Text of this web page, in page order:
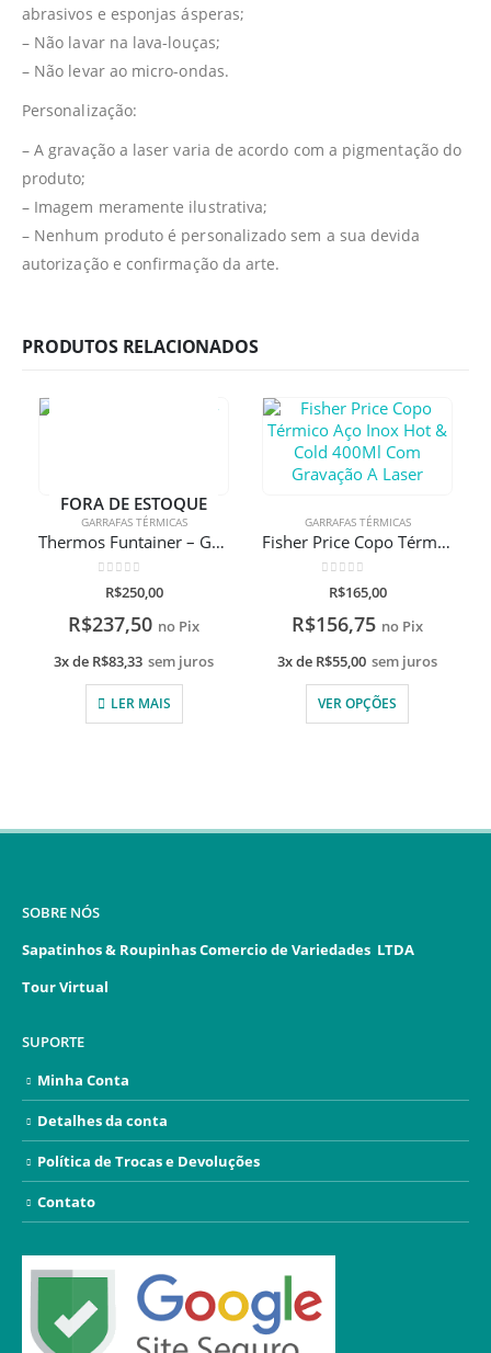
abrasivos e esponjas ásperas;
– Não lavar na lava-louças;
– Não levar ao micro-ondas.
Personalização:
– A gravação a laser varia de acordo com a pigmentação do
produto;
– Imagem meramente ilustrativa;
– Nenhum produto é personalizado sem a sua devida
autorização e confirmação da arte.
PRODUTOS RELACIONADOS
FORA DE ESTOQUE
GARRAFAS TÉRMICAS
Thermos Funtainer – Garrafa com corações
de 5
R$250,00
R$237,50 no Pix
3x de R$83,33 sem juros
LER MAIS
GARRAFAS TÉRMICAS
Fisher Price Copo Térmico Aço Inox Hot & Cold 400Ml Com Gravação A Laser
de 5
R$165,00
R$156,75 no Pix
3x de R$55,00 sem juros
VER OPÇÕES
SOBRE NÓS
Sapatinhos & Roupinhas Comercio de Variedades LTDA
Tour Virtual
SUPORTE
Minha Conta
Detalhes da conta
Política de Trocas e Devoluções
Contato